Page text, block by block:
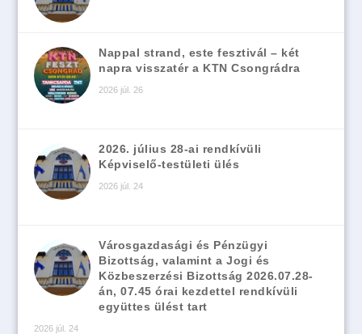
Nappal strand, este fesztivál – két
napra visszatér a KTN Csongrádra
2026 júl. 26
2026. július 28-ai rendkívüli
Képviselő-testületi ülés
2026 júl. 24
Városgazdasági és Pénzügyi
Bizottság, valamint a Jogi és
Közbeszerzési Bizottság 2026.07.28-
án, 07.45 órai kezdettel rendkívüli
együttes ülést tart
2026 júl. 24